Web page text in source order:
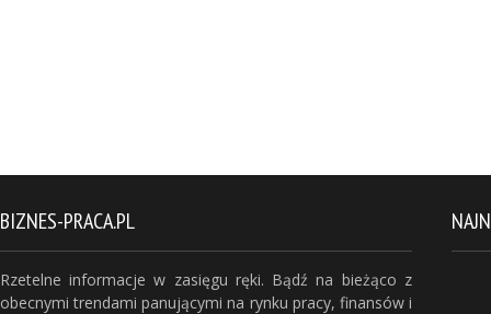
BIZNES-PRACA.PL
Rzetelne informacje w zasięgu ręki. Bądź na bieżąco z
obecnymi trendami panującymi na rynku pracy, finansów i